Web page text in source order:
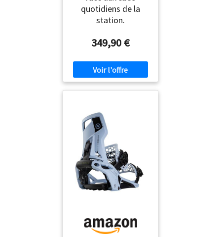
quotidiens de la
station.
349,90 €